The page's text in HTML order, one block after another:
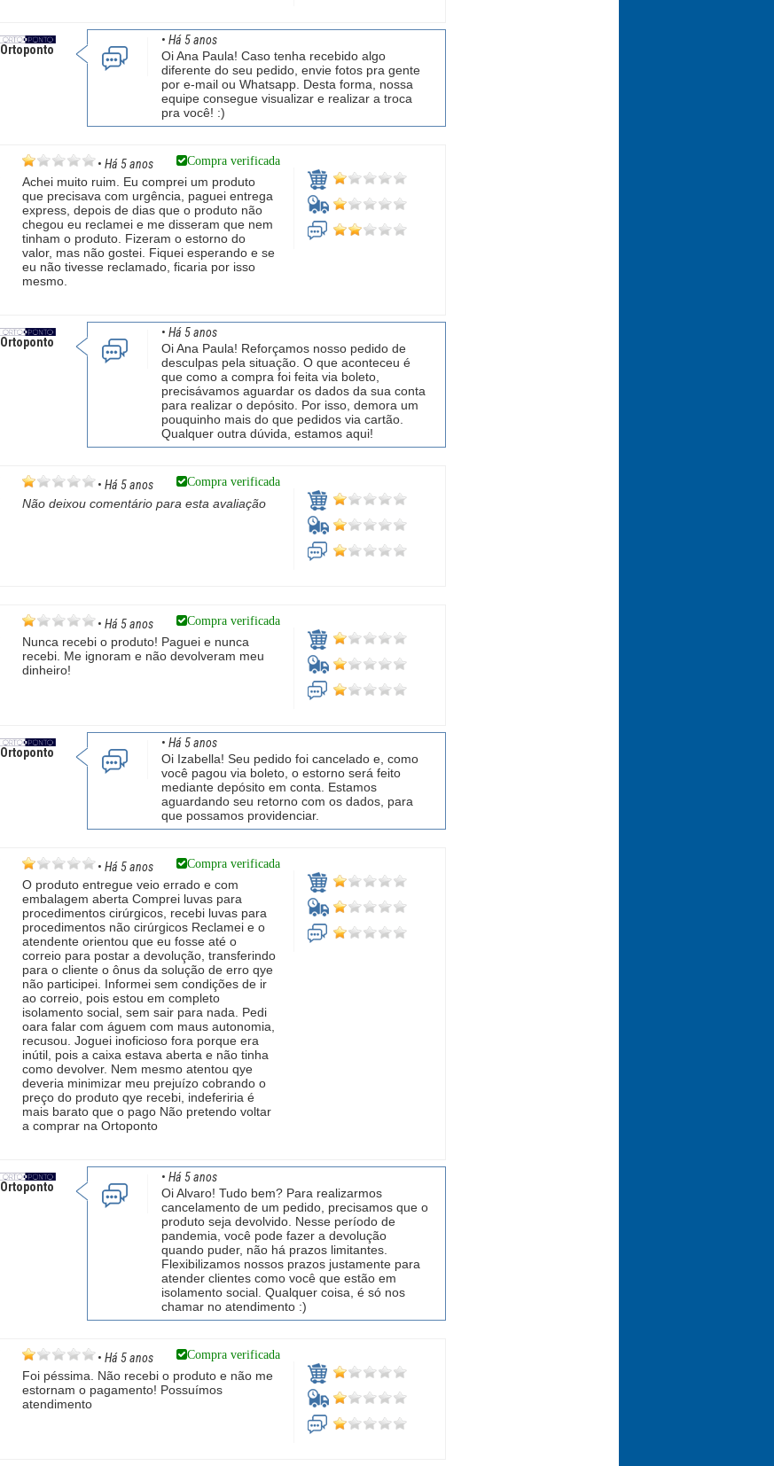
Ortoponto
• Há 5 anos
Oi Ana Paula! Caso tenha recebido algo
diferente do seu pedido, envie fotos pra gente
por e-mail ou Whatsapp. Desta forma, nossa
equipe consegue visualizar e realizar a troca
pra você! :)
• Há 5 anos Compra verificada
Achei muito ruim. Eu comprei um produto
que precisava com urgência, paguei entrega
express, depois de dias que o produto não
chegou eu reclamei e me disseram que nem
tinham o produto. Fizeram o estorno do
valor, mas não gostei. Fiquei esperando e se
eu não tivesse reclamado, ficaria por isso
mesmo.
Ortoponto
• Há 5 anos
Oi Ana Paula! Reforçamos nosso pedido de
desculpas pela situação. O que aconteceu é
que como a compra foi feita via boleto,
precisávamos aguardar os dados da sua conta
para realizar o depósito. Por isso, demora um
pouquinho mais do que pedidos via cartão.
Qualquer outra dúvida, estamos aqui!
• Há 5 anos Compra verificada
Não deixou comentário para esta avaliação
• Há 5 anos Compra verificada
Nunca recebi o produto! Paguei e nunca
recebi. Me ignoram e não devolveram meu
dinheiro!
Ortoponto
• Há 5 anos
Oi Izabella! Seu pedido foi cancelado e, como
você pagou via boleto, o estorno será feito
mediante depósito em conta. Estamos
aguardando seu retorno com os dados, para
que possamos providenciar.
• Há 5 anos Compra verificada
O produto entregue veio errado e com
embalagem aberta Comprei luvas para
procedimentos cirúrgicos, recebi luvas para
procedimentos não cirúrgicos Reclamei e o
atendente orientou que eu fosse até o
correio para postar a devolução, transferindo
para o cliente o ônus da solução de erro qye
não participei. Informei sem condições de ir
ao correio, pois estou em completo
isolamento social, sem sair para nada. Pedi
oara falar com águem com maus autonomia,
recusou. Joguei inoficioso fora porque era
inútil, pois a caixa estava aberta e não tinha
como devolver. Nem mesmo atentou qye
deveria minimizar meu prejuízo cobrando o
preço do produto qye recebi, indeferiria é
mais barato que o pago Não pretendo voltar
a comprar na Ortoponto
Ortoponto
• Há 5 anos
Oi Alvaro! Tudo bem? Para realizarmos
cancelamento de um pedido, precisamos que o
produto seja devolvido. Nesse período de
pandemia, você pode fazer a devolução
quando puder, não há prazos limitantes.
Flexibilizamos nossos prazos justamente para
atender clientes como você que estão em
isolamento social. Qualquer coisa, é só nos
chamar no atendimento :)
• Há 5 anos Compra verificada
Foi péssima. Não recebi o produto e não me
estornam o pagamento! Possuímos
atendimento